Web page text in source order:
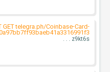
GETtelegra.ph/Coinbase-Card-
z9kt6s . . .